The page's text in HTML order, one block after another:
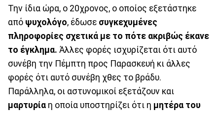
Την ίδια ώρα, ο 20χρονος, ο οποίος εξετάστηκε
από ψυχολόγο, έδωσε συγκεχυμένες
πληροφορίες σχετικά με το πότε ακριβώς έκανε
το έγκλημα. Άλλες φορές ισχυρίζεται ότι αυτό
συνέβη την Πέμπτη προς Παρασκευή κι άλλες
φορές ότι αυτό συνέβη χθες το βράδυ.
Παράλληλα, οι αστυνομικοί εξετάζουν και
μαρτυρία η οποία υποστηρίζει ότι η μητέρα του